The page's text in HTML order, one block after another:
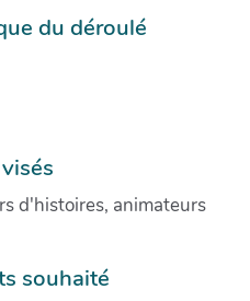
du déroulé
d'histoires, animateurs
souhaité